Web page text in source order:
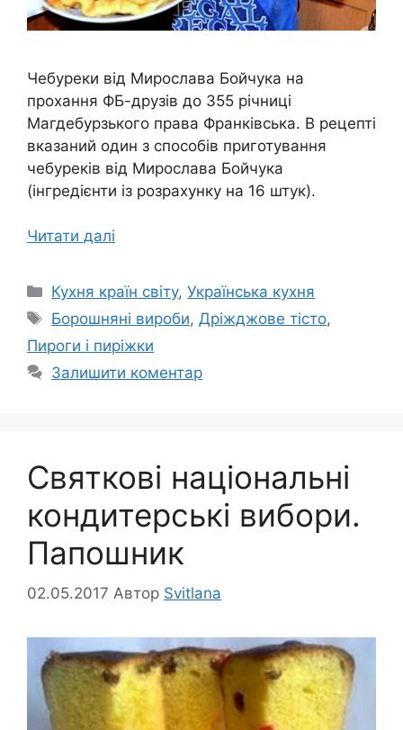
Чебуреки від Мирослава Бойчука на
прохання ФБ-друзів до 355 річниці
Магдебурзького права Франківська. В рецепті
вказаний один з способів приготування
чебуреків від Мирослава Бойчука
(інгредієнти із розрахунку на 16 штук).
Читати далі
Категорії
Кухня країн світу,Українська кухня
Позначки
Борошняні вироби,Дріжджове тісто,
Пироги і пиріжки
Залишити коментар
Святкові національні
кондитерські вибори.
Папошник
02.05.2017 Автор Svitlana